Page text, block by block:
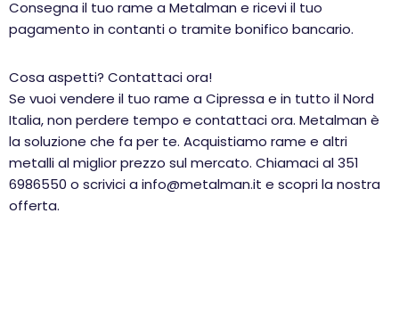
Consegna il tuo rame a Metalman e ricevi il tuo
pagamento in contanti o tramite bonifico bancario.
Cosa aspetti? Contattaci ora!
Se vuoi vendere il tuo rame a Cipressa e in tutto il Nord
Italia, non perdere tempo e contattaci ora. Metalman è
la soluzione che fa per te. Acquistiamo rame e altri
metalli al miglior prezzo sul mercato. Chiamaci al 351
6986550 o scrivici a info@metalman.it e scopri la nostra
offerta.